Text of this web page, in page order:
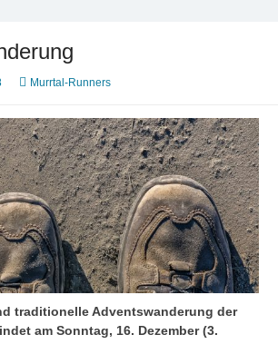
Murrtal-Runners
traditionelle Adventswanderung der
am Sonntag, 16. Dezember (3.